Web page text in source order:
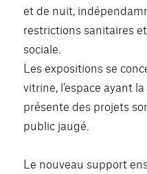
et de nuit,
restrictions sanitaires
sociale.
Les expositions se
vitrine, l’espace ayant
présente des projets
public jaugé.
Le nouveau support